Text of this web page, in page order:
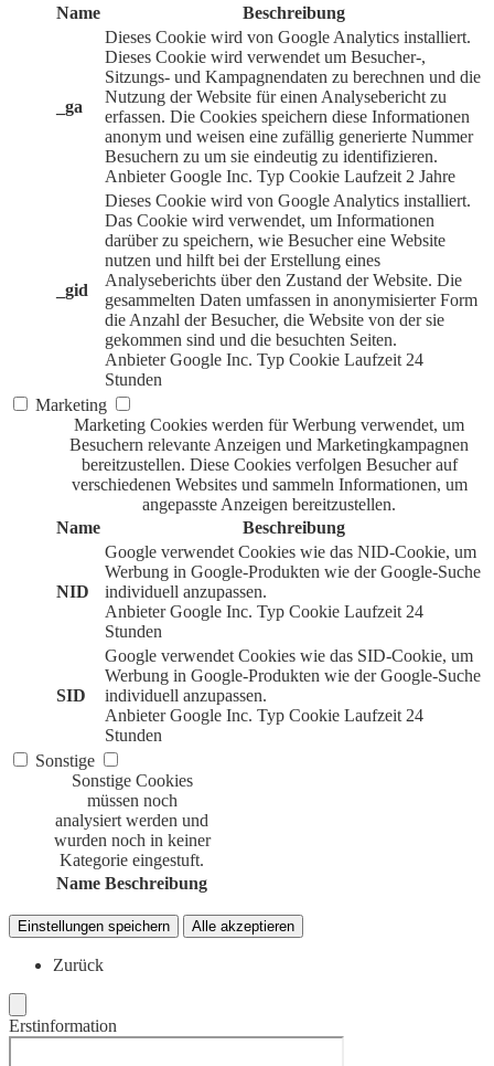
Name
Beschreibung
_ga
Dieses Cookie wird von Google Analytics installiert.
Dieses Cookie wird verwendet um Besucher-,
Sitzungs- und Kampagnendaten zu berechnen und die
Nutzung der Website für einen Analysebericht zu
erfassen. Die Cookies speichern diese Informationen
anonym und weisen eine zufällig generierte Nummer
Besuchern zu um sie eindeutig zu identifizieren.
Anbieter Google Inc. Typ Cookie Laufzeit 2 Jahre
_gid
Dieses Cookie wird von Google Analytics installiert.
Das Cookie wird verwendet, um Informationen
darüber zu speichern, wie Besucher eine Website
nutzen und hilft bei der Erstellung eines
Analyseberichts über den Zustand der Website. Die
gesammelten Daten umfassen in anonymisierter Form
die Anzahl der Besucher, die Website von der sie
gekommen sind und die besuchten Seiten.
Anbieter Google Inc. Typ Cookie Laufzeit 24
Stunden
Marketing
Marketing Cookies werden für Werbung verwendet, um
Besuchern relevante Anzeigen und Marketingkampagnen
bereitzustellen. Diese Cookies verfolgen Besucher auf
verschiedenen Websites und sammeln Informationen, um
angepasste Anzeigen bereitzustellen.
Name
Beschreibung
NID
Google verwendet Cookies wie das NID-Cookie, um
Werbung in Google-Produkten wie der Google-Suche
individuell anzupassen.
Anbieter Google Inc. Typ Cookie Laufzeit 24
Stunden
SID
Google verwendet Cookies wie das SID-Cookie, um
Werbung in Google-Produkten wie der Google-Suche
individuell anzupassen.
Anbieter Google Inc. Typ Cookie Laufzeit 24
Stunden
Sonstige
Sonstige Cookies
müssen noch
analysiert werden und
wurden noch in keiner
Kategorie eingestuft.
Name Beschreibung
Einstellungen speichern Alle akzeptieren
Zurück
Erstinformation